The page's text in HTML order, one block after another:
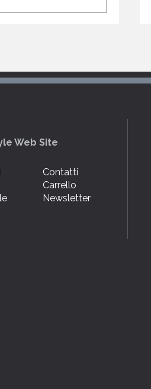
Web Site
Contatti
Carrello
Newsletter